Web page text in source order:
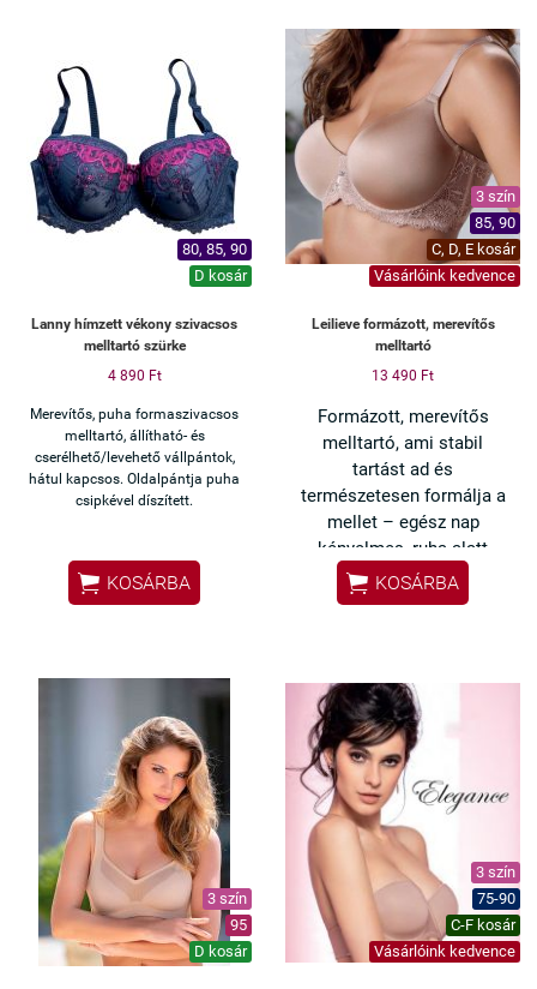
80, 85, 90
D kosár
Lanny hímzett vékony szivacsos
melltartó szürke
4 890 Ft
Merevítős, puha formaszivacsos
melltartó, állítható- és
cserélhető/levehető vállpántok,
hátul kapcsos. Oldalpántja puha
csipkével díszített.
 KOSÁRBA
3 szín
85, 90
C, D, E kosár
Vásárlóink kedvence
Leilieve formázott, merevítős
melltartó
13 490 Ft
Formázott, merevítős
melltartó, ami stabil
tartást ad és
természetesen formálja a
mellet – egész nap
kényelmes, ruha alatt
teljesen láthatatlan.
kerek forma
✔ Nem látszik át ruha alatt
✔ Nem nyom, nem vág be
✔ Prémium, selymes anyag
 KOSÁRBA
3 szín
95
D kosár
3 szín
75-90
C-F kosár
Vásárlóink kedvence